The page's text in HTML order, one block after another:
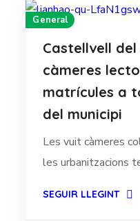
General
Castellvell del
càmeres
matrícules a
del municipi
Les vuit càmeres
les urbanitzacions
SEGUIR LLEGINT